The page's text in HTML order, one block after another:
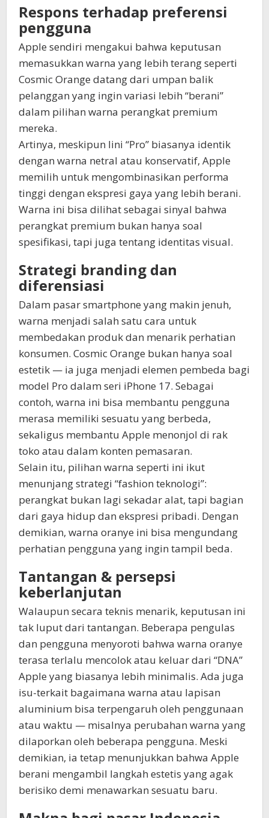
Respons terhadap preferensi
pengguna
Apple sendiri mengakui bahwa keputusan
memasukkan warna yang lebih terang seperti
Cosmic Orange datang dari umpan balik
pelanggan yang ingin variasi lebih “berani”
dalam pilihan warna perangkat premium
mereka.
Artinya, meskipun lini “Pro” biasanya identik
dengan warna netral atau konservatif, Apple
memilih untuk mengombinasikan performa
tinggi dengan ekspresi gaya yang lebih berani.
Warna ini bisa dilihat sebagai sinyal bahwa
perangkat premium bukan hanya soal
spesifikasi, tapi juga tentang identitas visual.
Strategi branding dan
diferensiasi
Dalam pasar smartphone yang makin jenuh,
warna menjadi salah satu cara untuk
membedakan produk dan menarik perhatian
konsumen. Cosmic Orange bukan hanya soal
estetik — ia juga menjadi elemen pembeda bagi
model Pro dalam seri iPhone 17. Sebagai
contoh, warna ini bisa membantu pengguna
merasa memiliki sesuatu yang berbeda,
sekaligus membantu Apple menonjol di rak
toko atau dalam konten pemasaran.
Selain itu, pilihan warna seperti ini ikut
menunjang strategi “fashion teknologi”:
perangkat bukan lagi sekadar alat, tapi bagian
dari gaya hidup dan ekspresi pribadi. Dengan
demikian, warna oranye ini bisa mengundang
perhatian pengguna yang ingin tampil beda.
Tantangan & persepsi
keberlanjutan
Walaupun secara teknis menarik, keputusan ini
tak luput dari tantangan. Beberapa pengulas
dan pengguna menyoroti bahwa warna oranye
terasa terlalu mencolok atau keluar dari “DNA”
Apple yang biasanya lebih minimalis. Ada juga
isu-terkait bagaimana warna atau lapisan
aluminium bisa terpengaruh oleh penggunaan
atau waktu — misalnya perubahan warna yang
dilaporkan oleh beberapa pengguna. Meski
demikian, ia tetap menunjukkan bahwa Apple
berani mengambil langkah estetis yang agak
berisiko demi menawarkan sesuatu baru.